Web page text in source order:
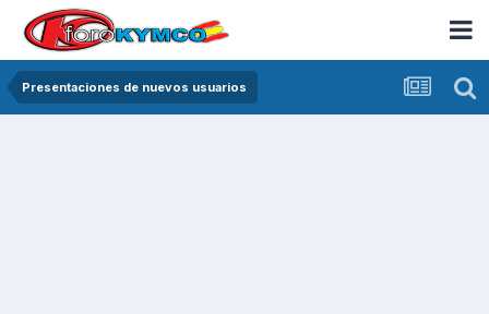
Presentaciones de nuevos usuarios